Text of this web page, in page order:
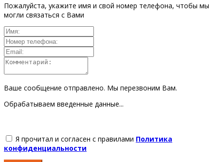
Пожалуйста, укажите имя и свой номер телефона, чтобы мы
могли связаться с Вами
Ваше сообщение отправлено. Мы перезвоним Вам.
Обрабатываем введенные данные...
Я прочитал и согласен с правилами Политика
конфиденциальности